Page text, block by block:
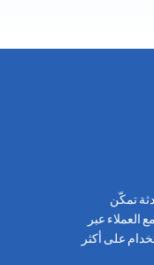
تمكّن
عبر
على أكثر